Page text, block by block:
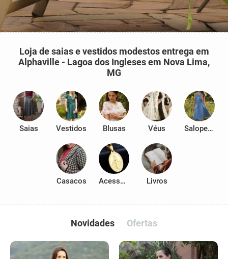
Loja de saias e vestidos modestos entrega em
Alphaville - Lagoa dos Ingleses em Nova Lima,
MG
Saias Vestidos Blusas Véus Salopetes
Casacos Acessórios Livros
Novidades Ofertas